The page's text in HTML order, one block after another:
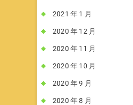
2021 年 1 月
2020 年 12 月
2020 年 11 月
2020 年 10 月
2020 年 9 月
2020 年 8 月